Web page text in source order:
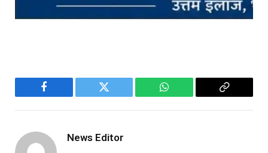
Facebook Twitter WhatsApp
Copy
News Editor